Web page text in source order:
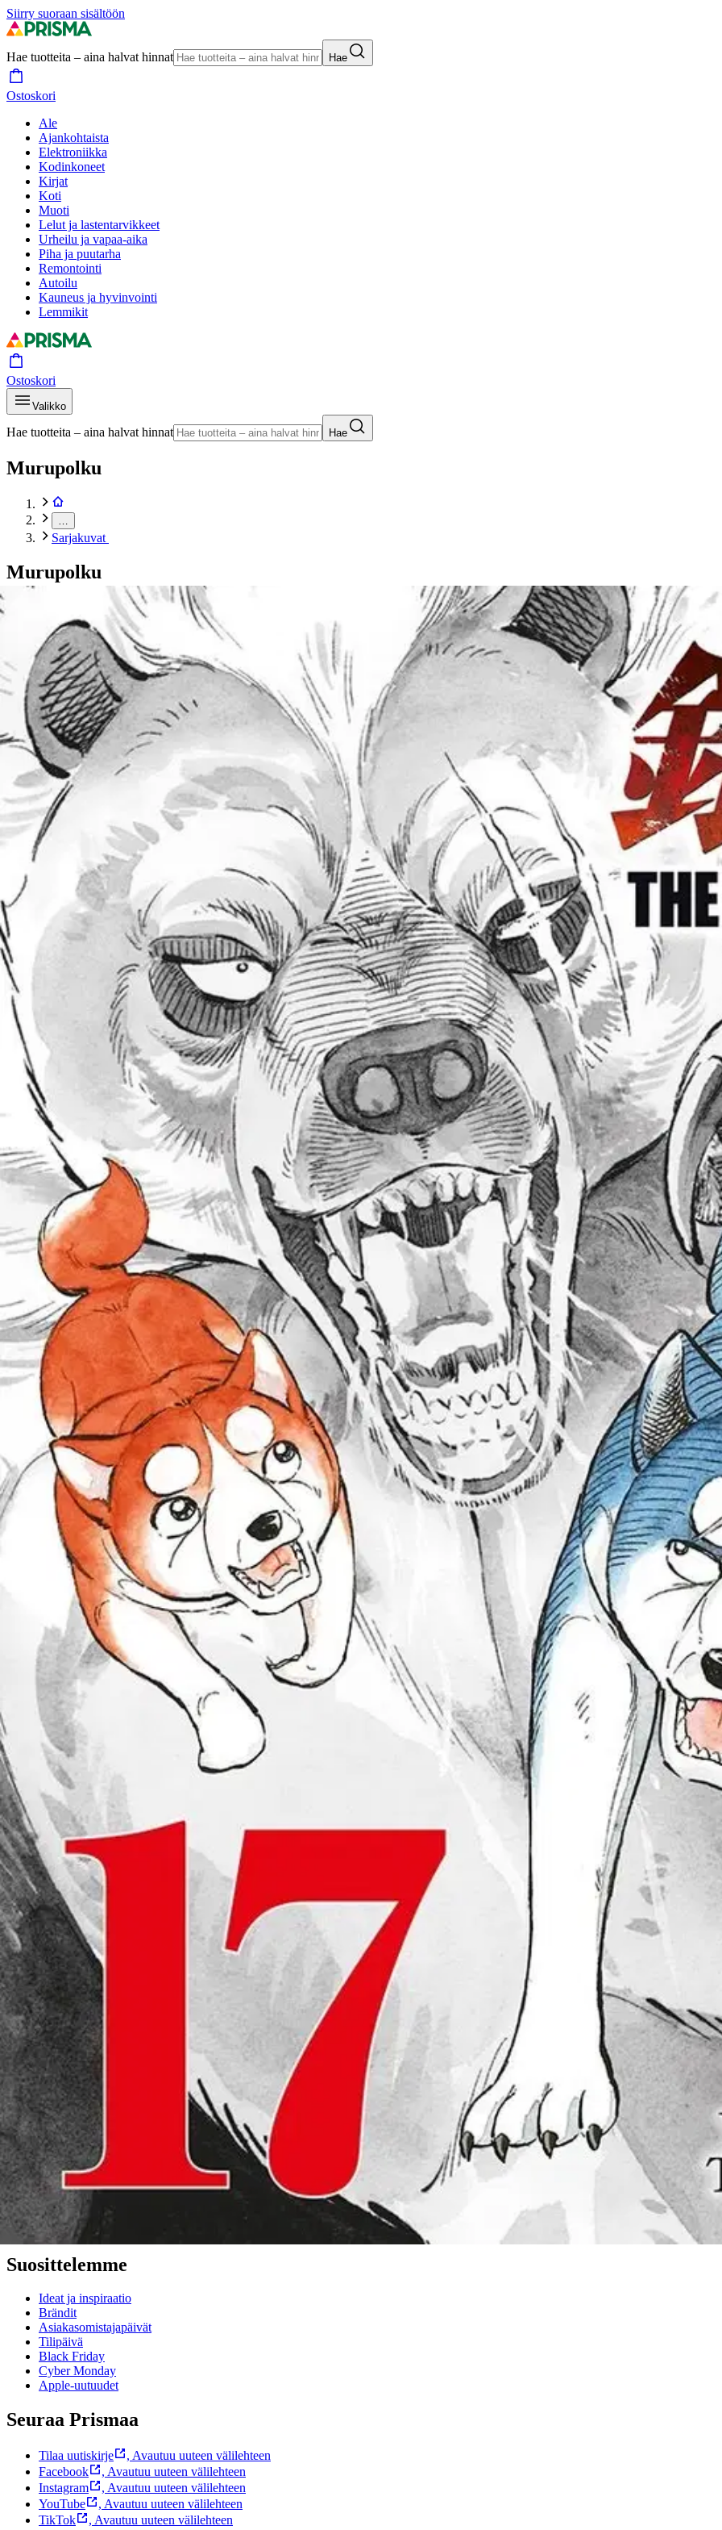
Siirry suoraan sisältöön
Hae tuotteita – aina halvat hinnat Hae
Ostoskori
Ale
Ajankohtaista
Elektroniikka
Kodinkoneet
Kirjat
Koti
Muoti
Lelut ja lastentarvikkeet
Urheilu ja vapaa-aika
Piha ja puutarha
Remontointi
Autoilu
Kauneus ja hyvinvointi
Lemmikit
Ostoskori
Valikko
Hae tuotteita – aina halvat hinnat Hae
Murupolku
Sarjakuvat
Murupolku
Kirjat
Sarjakuvat
Takahashi, Last Wars 17 - Vaarallinen ystävyys
Tuotekuvat- ja videotOhita tuotekuva
Avaa kuva suurempana
Karusellin nuolipainikkeet
Sangatsu Manga
Takahashi, Last Wars 17 - Vaarallinen ystävyys
17,25 €
Verkkokaupan hinta
Valitse toimitustapa
Nouto myymälästä
Toimitus
Kotiin tai noutopisteeseen Alk. 0 €
Huomaa pidempi toimitusaika
Ilmainen toimitus yli 100 €:n tilauksille Postin pakettiautomaattiin tai
Etu ei koske Suuri‑lisäpalvelulla toimitettavia tuotteita.
Tarkista myymäläsaatavuus
Ei saatavilla
Tuotekuvaus
Hopeanuoli, Weed ja Orion saavat jatkoa! Koiratarinoiden mestari Yoshihiro Takahashin sankarit kokoontuvat viimeiseen taistoon Last
suomeksi jo vuodesta 2010. Kahdesti maassamme vieraillut Yoshihiro Takahashi on koiratarinoiden tekijänä maineensa veroinen, omaa
Ominaisuudet
Oletko tyytyväinen tuotetietoihin?
Ovatko tuotetiedot riittävät? Jos tuotetiedoissa on puutteita tai niitä voisi muuten parantaa, anna palautetta.
Anna palautetta,Avautuu uuteen välilehteen
Ilmainen palautus 30 päivää.*
Nouto myymälästä ilman toimituskuluja.
Asiakasomistajalle Bonusta jopa 5 %.*
Verkkokauppa
Ohjeet
Ensitilaajan pikaopas
Myymälänouto
Palautukset
Reklamaatio
Takuu ja huolto
Toimitustavat
Maksutavat
Asennuspalvelut
Tilaus- ja toimitusehdot
Käyttöehdot
Tietosuojakäytäntö
Saavutettavuus
Vastuullisuus
Sivukartta
Mitä pidät Prisma.fi-verkkokaupasta?
Asiakaspalvelu
Usein kysytyt kysymykset
Ota yhteyttä asiakaspalveluun
Bonus ja asiakasomistajuus
Prisma-myymälöiden yhteystiedot
Mikä on Prisma?
Palvelut Prismassa
Muuta evästeasetuksia
Suosittelemme
Ideat ja inspiraatio
Brändit
Asiakasomistajapäivät
Tilipäivä
Black Friday
Cyber Monday
Apple-uutuudet
Seuraa Prismaa
Tilaa uutiskirje , Avautuu uuteen välilehteen
Facebook
, Avautuu uuteen välilehteen
Instagram
, Avautuu uuteen välilehteen
YouTube
, Avautuu uuteen välilehteen
TikTok
, Avautuu uuteen välilehteen